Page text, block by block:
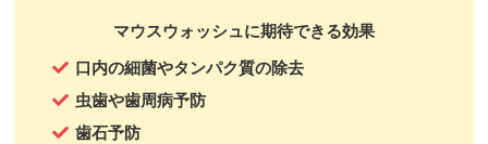
マウスウォッシュに期待できる効果
口内の細菌やタンパク質の除去
虫歯や歯周病予防
歯石予防